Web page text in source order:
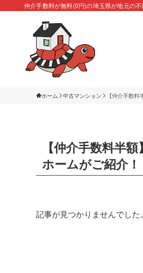
仲介手数料が無料(0円)の埼玉県が地元の
ホーム 中古マンション 【仲介手数
【仲介手数料半
ホームがご紹介！
記事が見つかりませんでした。